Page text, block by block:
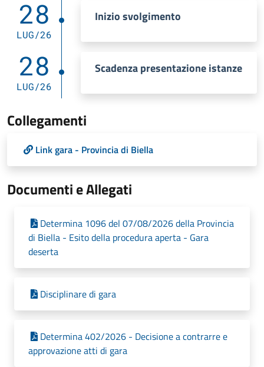
28
LUG/26
Inizio svolgimento
28
LUG/26
Scadenza presentazione istanze
Collegamenti
Link gara - Provincia di Biella
Documenti e Allegati
Determina 1096 del 07/08/2026 della Provincia
di Biella - Esito della procedura aperta - Gara
deserta
Disciplinare di gara
Determina 402/2026 - Decisione a contrarre e
approvazione atti di gara